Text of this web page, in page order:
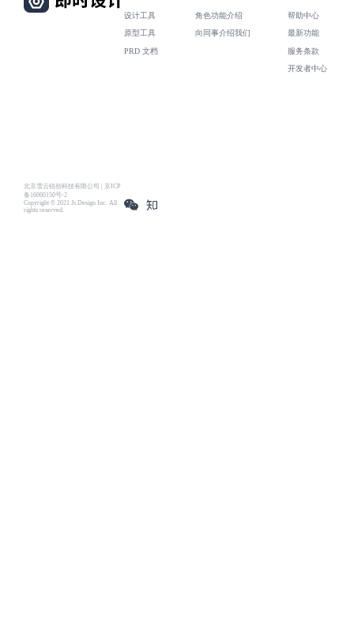
北京雪云锐创科技有限公司 | 京ICP
备16060150号-2
Copyright © 2021 Js.Design Inc. All
rights reserved.
设计工具
原型工具
PRD 文档
角色功能介绍
向同事介绍我们
帮助中心
最新功能
服务条款
开发者中心